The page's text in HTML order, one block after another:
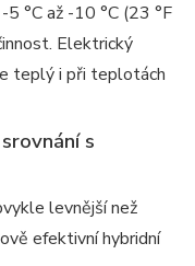
°C až -10 °C (23 °F
Elektrický
teplý i při teplotách
s
levnější než
efektivní hybridní